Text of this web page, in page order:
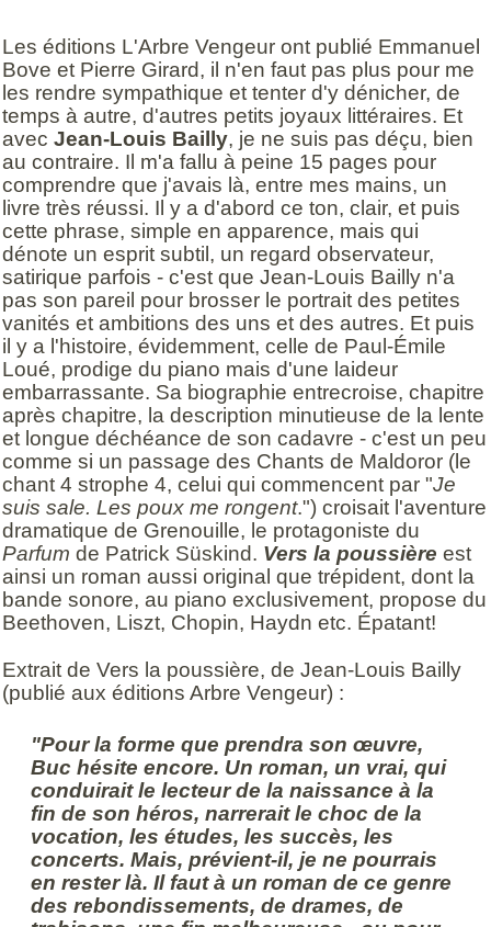
Les éditions L'Arbre Vengeur ont publié Emmanuel
Bove et Pierre Girard, il n'en faut pas plus pour me
les rendre sympathique et tenter d'y dénicher, de
temps à autre, d'autres petits joyaux littéraires. Et
avec Jean-Louis Bailly, je ne suis pas déçu, bien
au contraire. Il m'a fallu à peine 15 pages pour
comprendre que j'avais là, entre mes mains, un
livre très réussi. Il y a d'abord ce ton, clair, et puis
cette phrase, simple en apparence, mais qui
dénote un esprit subtil, un regard observateur,
satirique parfois - c'est que Jean-Louis Bailly n'a
pas son pareil pour brosser le portrait des petites
vanités et ambitions des uns et des autres. Et puis
il y a l'histoire, évidemment, celle de Paul-Émile
Loué, prodige du piano mais d'une laideur
embarrassante. Sa biographie entrecroise, chapitre
après chapitre, la description minutieuse de la lente
et longue déchéance de son cadavre - c'est un peu
comme si un passage des Chants de Maldoror (le
chant 4 strophe 4, celui qui commencent par "Je
suis sale. Les poux me rongent.") croisait l'aventure
dramatique de Grenouille, le protagoniste du
Parfum de Patrick Süskind. Vers la poussière est
ainsi un roman aussi original que trépident, dont la
bande sonore, au piano exclusivement, propose du
Beethoven, Liszt, Chopin, Haydn etc. Épatant!
Extrait de Vers la poussière, de Jean-Louis Bailly
(publié aux éditions Arbre Vengeur) :
"Pour la forme que prendra son œuvre,
Buc hésite encore. Un roman, un vrai, qui
conduirait le lecteur de la naissance à la
fin de son héros, narrerait le choc de la
vocation, les études, les succès, les
concerts. Mais, prévient-il, je ne pourrais
en rester là. Il faut à un roman de ce genre
des rebondissements, de drames, de